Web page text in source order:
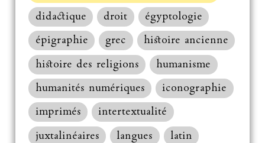
didactique
droit
égyptologie
épigraphie
grec
histoire ancienne
histoire des religions
humanisme
humanités numériques
iconographie
imprimés
intertextualité
juxtalinéaires
langues
latin